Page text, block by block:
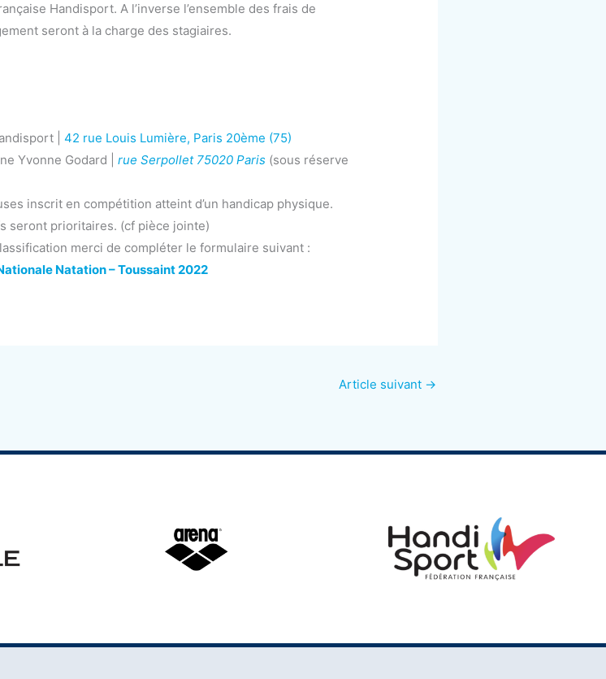
Handisport. A l’inverse l’ensemble des frais de
seront à la charge des stagiaires.
|42 rue Louis Lumière, Paris 20ème (75)
Yvonne Godard |rue Serpollet 75020 Paris (sous réserve
inscrit en compétition atteint d’un handicap physique.
seront prioritaires. (cf pièce jointe)
merci de compléter le formulaire suivant :
Natation – Toussaint 2022
Article suivant →